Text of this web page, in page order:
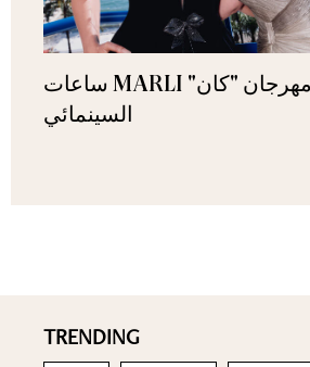
ساعات MARLI تتألق في مهرجان "كان"
السينمائي
TRENDING